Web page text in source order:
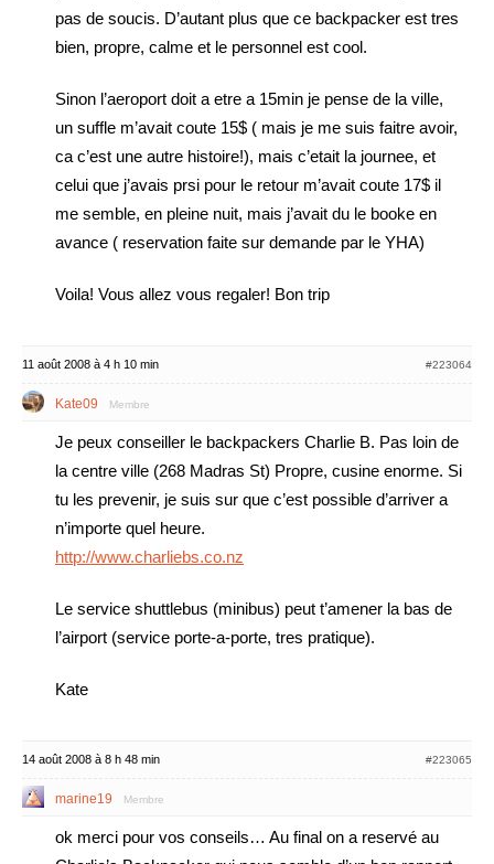
pas de soucis. D’autant plus que ce backpacker est tres
bien, propre, calme et le personnel est cool.
Sinon l’aeroport doit a etre a 15min je pense de la ville,
un suffle m’avait coute 15$ ( mais je me suis faitre avoir,
ca c’est une autre histoire!), mais c’etait la journee, et
celui que j’avais prsi pour le retour m’avait coute 17$ il
me semble, en pleine nuit, mais j’avait du le booke en
avance ( reservation faite sur demande par le YHA)
Voila! Vous allez vous regaler! Bon trip
11 août 2008 à 4 h 10 min #223064
Kate09 Membre
Je peux conseiller le backpackers Charlie B. Pas loin de
la centre ville (268 Madras St) Propre, cusine enorme. Si
tu les prevenir, je suis sur que c’est possible d’arriver a
n’importe quel heure.
http://www.charliebs.co.nz
Le service shuttlebus (minibus) peut t’amener la bas de
l’airport (service porte-a-porte, tres pratique).
Kate
14 août 2008 à 8 h 48 min #223065
marine19 Membre
ok merci pour vos conseils… Au final on a reservé au